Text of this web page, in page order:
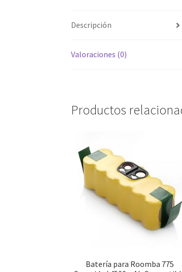
Descripción
Valoraciones (0)
Productos
Batería para Roomba 775